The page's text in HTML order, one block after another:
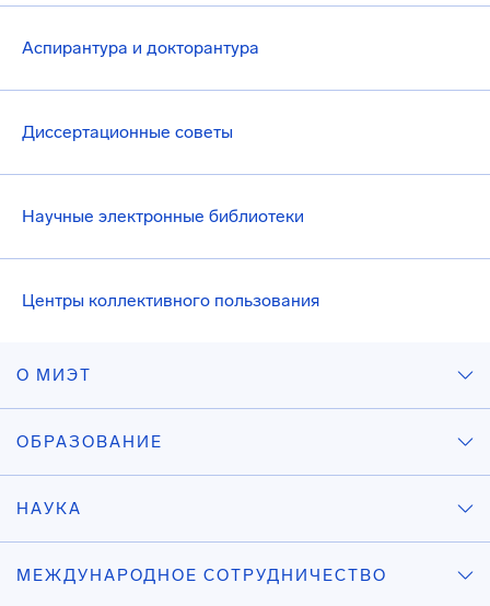
Аспирантура и докторантура
Диссертационные советы
Научные электронные библиотеки
Центры коллективного пользования
О МИЭТ
ОБРАЗОВАНИЕ
НАУКА
МЕЖДУНАРОДНОЕ СОТРУДНИЧЕСТВО